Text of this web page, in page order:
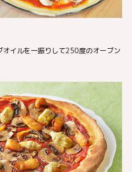
オイルを一振りして250度のオーブン